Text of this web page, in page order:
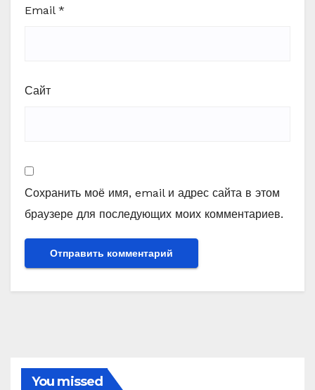
Email *
Сайт
Сохранить моё имя, email и адрес сайта в этом
браузере для последующих моих комментариев.
You missed